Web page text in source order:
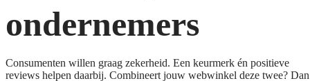
ondernemers
Consumenten willen graag zekerheid. Een keurmerk én positieve
reviews helpen daarbij. Combineert jouw webwinkel deze twee? Dan